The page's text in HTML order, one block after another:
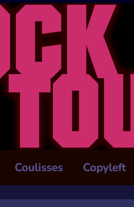
Coulisses Copyleft